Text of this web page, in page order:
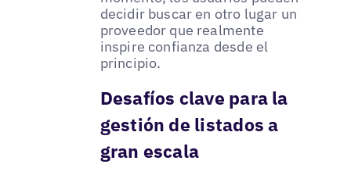
decidir buscar en otro lugar un
proveedor que realmente
inspire confianza desde el
principio.
Desafíos clave para la
gestión de listados a
gran escala